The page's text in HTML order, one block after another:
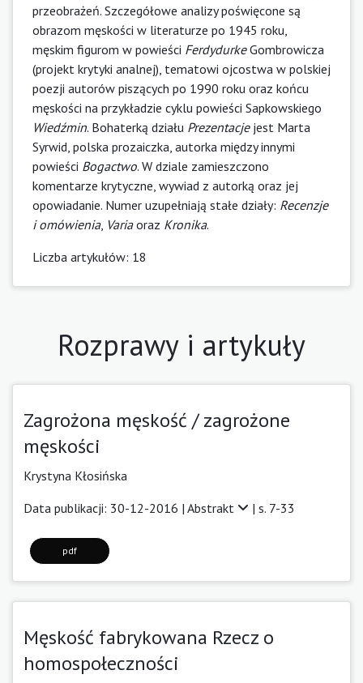
przeobrażeń. Szczegółowe analizy poświęcone są
obrazom męskości w literaturze po 1945 roku,
męskim figurom w powieści FerdydurkeGombrowicza
(projekt krytyki analnej), tematowi ojcostwa w polskiej
poezji autorów piszących po 1990 roku oraz końcu
męskości na przykładzie cyklu powieści Sapkowskiego
Wiedźmin. Bohaterką działu Prezentacjejest Marta
Syrwid, polska prozaiczka, autorka między innymi
powieści Bogactwo. W dziale zamieszczono
komentarze krytyczne, wywiad z autorką oraz jej
opowiadanie. Numer uzupełniają stałe działy: Recenzje
i omówienia, Variaoraz Kronika.
Liczba artykułów: 18
Rozprawy i artykuły
Zagrożona męskość / zagrożone
męskości
Krystyna Kłosińska
Data publikacji: 30-12-2016 | Abstrakt | s. 7-33
pdf
Męskość fabrykowana Rzecz o
homospołeczności